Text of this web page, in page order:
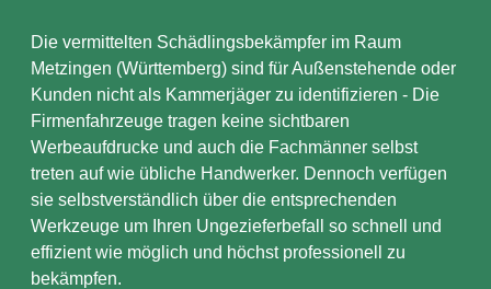
Die vermittelten Schädlingsbekämpfer im Raum
Metzingen (Württemberg) sind für Außenstehende oder
Kunden nicht als Kammerjäger zu identifizieren - Die
Firmenfahrzeuge tragen keine sichtbaren
Werbeaufdrucke und auch die Fachmänner selbst
treten auf wie übliche Handwerker. Dennoch verfügen
sie selbstverständlich über die entsprechenden
Werkzeuge um Ihren Ungezieferbefall so schnell und
effizient wie möglich und höchst professionell zu
bekämpfen.